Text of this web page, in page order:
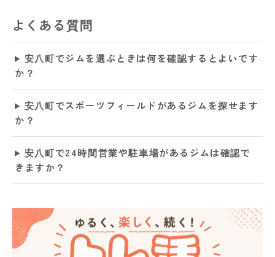
よくある質問
安八町でジムを選ぶときは何を確認するとよいです
か？
安八町でスポーツフィールドがあるジムを探せます
か？
安八町で24時間営業や駐車場があるジムは確認で
きますか？